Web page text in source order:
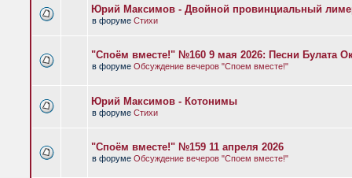
Юрий Максимов - Двойной провинциальный
в форуме Стихи
"Споём вместе!" №160 9 мая 2026: Песни Булата
в форуме Обсуждение вечеров "Споем вместе!"
Юрий Максимов - Котонимы
в форуме Стихи
"Споём вместе!" №159 11 апреля 2026
в форуме Обсуждение вечеров "Споем вместе!"